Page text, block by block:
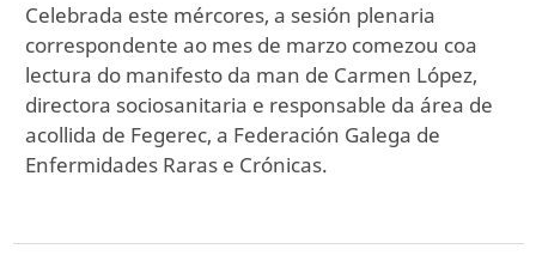
Celebrada este mércores, a sesión plenaria
correspondente ao mes de marzo comezou coa
lectura do manifesto da man de Carmen López,
directora sociosanitaria e responsable da área de
acollida de Fegerec, a Federación Galega de
Enfermidades Raras e Crónicas.